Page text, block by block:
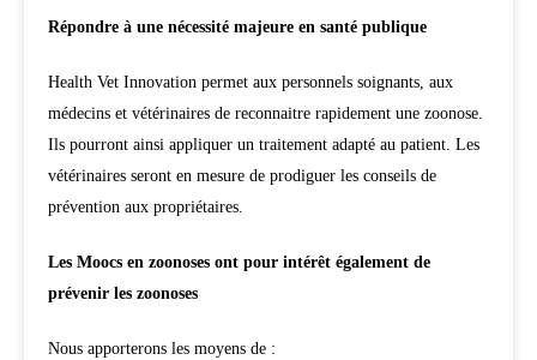
Répondre à une nécessité majeure en santé publique
Health Vet Innovation permet aux personnels soignants, aux
médecins et vétérinaires de reconnaitre rapidement une zoonose.
Ils pourront ainsi appliquer un traitement adapté au patient. Les
vétérinaires seront en mesure de prodiguer les conseils de
prévention aux propriétaires.
Les Moocs en zoonoses ont pour intérêt également de
prévenir les zoonoses
Nous apporterons les moyens de :